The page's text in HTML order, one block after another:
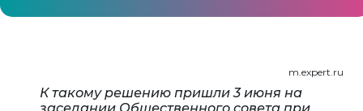
m.expert.ru
К такому решению пришли 3 июня на